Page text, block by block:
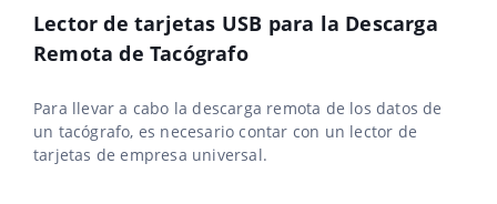
Lector de tarjetas USB para la Descarga
Remota de Tacógrafo
Para llevar a cabo la descarga remota de los datos de
un tacógrafo, es necesario contar con un lector de
tarjetas de empresa universal.